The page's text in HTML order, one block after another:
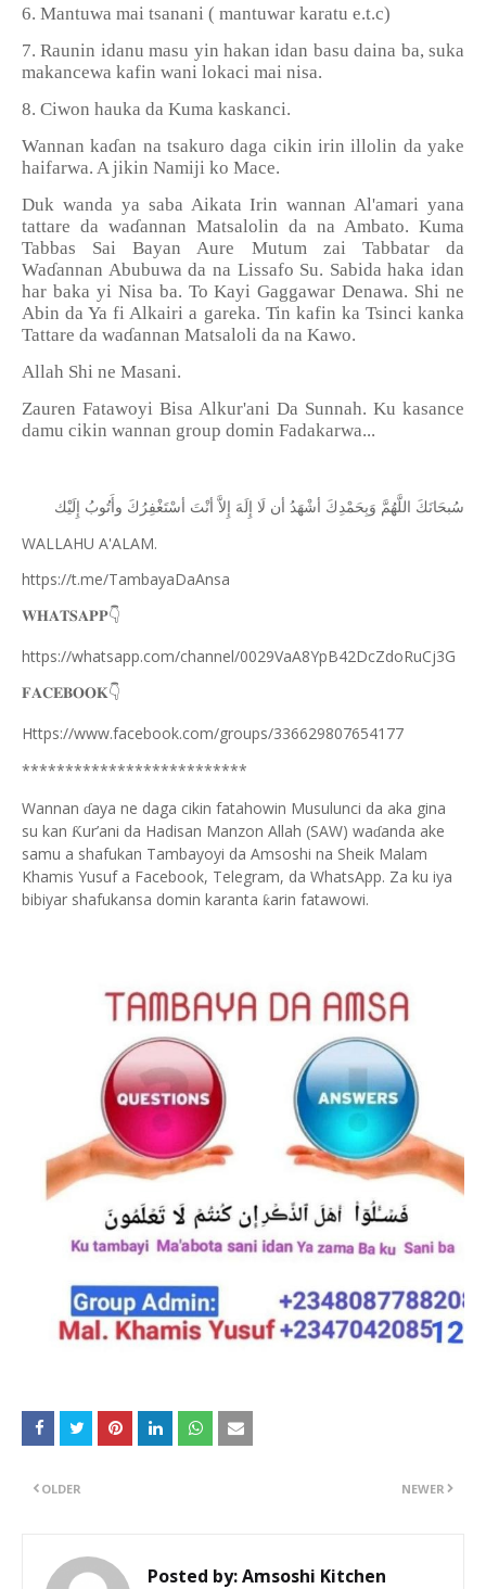
6. Mantuwa mai tsanani ( mantuwar karatu e.t.c)
7. Raunin idanu masu yin hakan idan basu daina ba, suka
makancewa kafin wani lokaci mai nisa.
8. Ciwon hauka da Kuma kaskanci.
Wannan kaɗan na tsakuro daga cikin irin illolin da yake
haifarwa. A jikin Namiji ko Mace.
Duk wanda ya saba Aikata Irin wannan Al'amari yana
tattare da waɗannan Matsalolin da na Ambato. Kuma
Tabbas Sai Bayan Aure Mutum zai Tabbatar da
Waɗannan Abubuwa da na Lissafo Su. Sabida haka idan
har baka yi Nisa ba. To Kayi Gaggawar Denawa. Shi ne
Abin da Ya fi Alkairi a gareka. Tin kafin ka Tsinci kanka
Tattare da waɗannan Matsaloli da na Kawo.
Allah Shi ne Masani.
Zauren Fatawoyi Bisa Alkur'ani Da Sunnah. Ku kasance
damu cikin wannan group domin Fadakarwa...
ﺳُﺒﺤَﺎﻧَﻚَ ﺍﻟﻠَّﻬُﻢَّ ﻭَﺑِﺤَﻤْﺪِﻙَ ﺃﺷْﻬَﺪُ ﺃﻥ ﻟَﺎ ﺇِﻟَﻪَ ﺇِﻻَّ ﺃﻧْﺖَ ﺃﺳْﺘَﻐْﻔِﺮُﻙَ ﻭﺃَﺗُﻮﺏُ ﺇِﻟَﻴْﻚ
WALLAHU A'ALAM.
https://t.me/TambayaDaAnsa
𝐖𝐇𝐀𝐓𝐒𝐀𝐏𝐏👇
https://whatsapp.com/channel/0029VaA8YpB42DcZdoRuCj3G
𝐅𝐀𝐂𝐄𝐁𝐎𝐎𝐊👇
Https://www.facebook.com/groups/336629807654177
**************************
Wannan ɗaya ne daga cikin fatahowin Musulunci da aka gina
su kan Ƙur’ani da Hadisan Manzon Allah (SAW) waɗanda ake
samu a shafukan Tambayoyi da Amsoshi na Sheik Malam
Khamis Yusuf a Facebook, Telegram, da WhatsApp. Za ku iya
bibiyar shafukansa domin karanta ƙarin fatawowi.
NEWER
OLDER
Posted by:Amsoshi Kitchen